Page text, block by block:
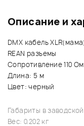
Описание и
DMX кабель
REAN разъемы
Сопротивление 110 Ом
Длина: 5 м
Цвет: черный
Габариты в
Вес: 0.202 кг